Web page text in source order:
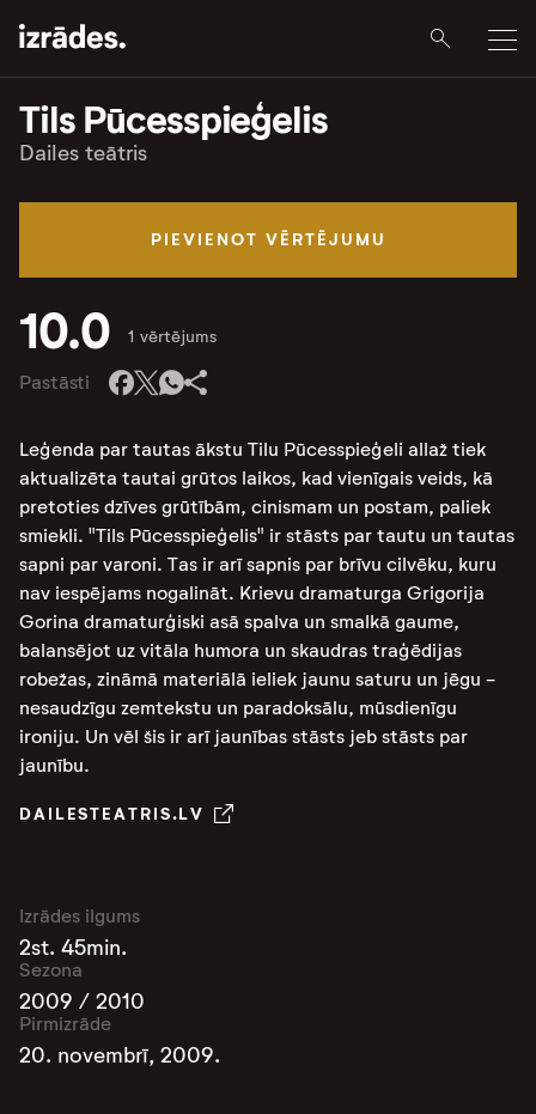
Tils Pūcesspieģelis
Dailes teātris
PIEVIENOT VĒRTĒJUMU
10.0 1 vērtējums
Pastāsti
Leģenda par tautas ākstu Tilu Pūcesspieģeli allaž tiek
aktualizēta tautai grūtos laikos, kad vienīgais veids, kā
pretoties dzīves grūtībām, cinismam un postam, paliek
smiekli. "Tils Pūcesspieģelis" ir stāsts par tautu un tautas
sapni par varoni. Tas ir arī sapnis par brīvu cilvēku, kuru
nav iespējams nogalināt. Krievu dramaturga Grigorija
Gorina dramaturģiski asā spalva un smalkā gaume,
balansējot uz vitāla humora un skaudras traģēdijas
robežas, zināmā materiālā ieliek jaunu saturu un jēgu -
nesaudzīgu zemtekstu un paradoksālu, mūsdienīgu
ironiju. Un vēl šis ir arī jaunības stāsts jeb stāsts par
jaunību.
DAILESTEATRIS.LV
Izrādes ilgums
2st. 45min.
Sezona
2009 / 2010
Pirmizrāde
20. novembrī, 2009.